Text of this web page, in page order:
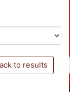
to results